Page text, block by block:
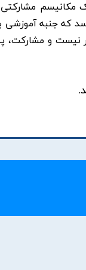
مکانیسم
که جنبه
نیست و مشارکت،
.